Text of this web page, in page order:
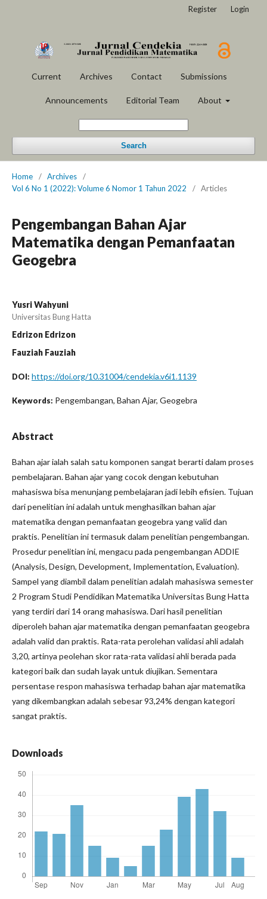
Current Archives Contact Submissions
Announcements Editorial Team About
Search
Register Login
Home / Archives
/
Vol 6 No 1 (2022): Volume 6 Nomor 1 Tahun 2022
/ Articles
Pengembangan Bahan Ajar
Matematika dengan Pemanfaatan
Geogebra
Yusri Wahyuni
Universitas Bung Hatta
Edrizon Edrizon
Fauziah Fauziah
DOI: https://doi.org/10.31004/cendekia.v6i1.1139
Keywords: Pengembangan, Bahan Ajar, Geogebra
Abstract
Bahan ajar ialah salah satu komponen sangat berarti dalam proses
pembelajaran. Bahan ajar yang cocok dengan kebutuhan
mahasiswa bisa menunjang pembelajaran jadi lebih efisien. Tujuan
dari penelitian ini adalah untuk menghasilkan bahan ajar
matematika dengan pemanfaatan geogebra yang valid dan
praktis. Penelitian ini termasuk dalam penelitian pengembangan.
Prosedur penelitian ini, mengacu pada pengembangan ADDIE
(Analysis, Design, Development, Implementation, Evaluation).
Sampel yang diambil dalam penelitian adalah mahasiswa semester
2 Program Studi Pendidikan Matematika Universitas Bung Hatta
yang terdiri dari 14 orang mahasiswa. Dari hasil penelitian
diperoleh bahan ajar matematika dengan pemanfaatan geogebra
adalah valid dan praktis. Rata-rata perolehan validasi ahli adalah
3,20, artinya peolehan skor rata-rata validasi ahli berada pada
kategori baik dan sudah layak untuk diujikan. Sementara
persentase respon mahasiswa terhadap bahan ajar matematika
yang dikembangkan adalah sebesar 93,24% dengan kategori
sangat praktis.
Downloads